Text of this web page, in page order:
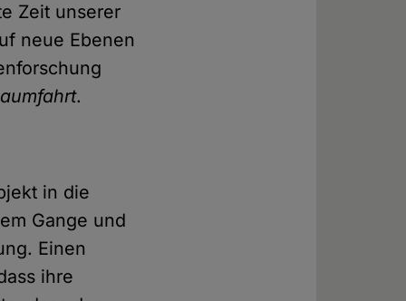
Zeit unserer
neue Ebenen
.
in die
Gange und
Einen
ihre